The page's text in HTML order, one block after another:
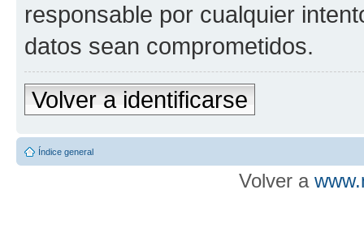
responsable por cualquier
datos sean comprometidos.
Volver a identificarse
Índice general
Volver a